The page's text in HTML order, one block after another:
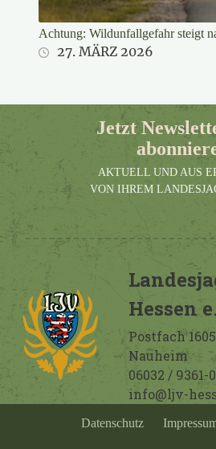
Achtung: Wildunfallgefahr steigt
27. MÄRZ 2026
Jetzt
AKTUELL UND AUS
VON IHREM
Hessen
Postfach
Nauheim
06032 / 9361-0
info@ljv-
Datenschutz